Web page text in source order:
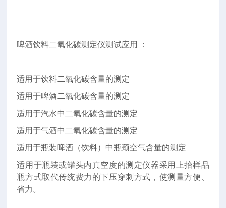
啤酒饮料二氧化碳测定仪测试应用 ：
适用于饮料二氧化碳含量的测定
适用于啤酒二氧化碳含量的测定
适用于汽水中二氧化碳含量的测定
适用于气酒中二氧化碳含量的测定
适用于瓶装啤酒（饮料）中瓶颈空气含量的测定
适用于瓶装或罐头内真空度的测定仪器采用上抬样品
瓶方式取代传统费力的下压穿刺方式，使测量方便、
省力。